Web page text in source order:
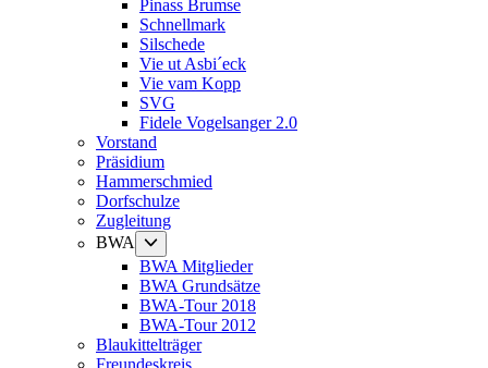
Pinass Brumse
Schnellmark
Silschede
Vie ut Asbi´eck
Vie vam Kopp
SVG
Fidele Vogelsanger 2.0
Vorstand
Präsidium
Hammerschmied
Dorfschulze
Zugleitung
BWA
Untermenü
anzeigen
BWA Mitglieder
BWA Grundsätze
BWA-Tour 2018
BWA-Tour 2012
Blaukittelträger
Freundeskreis